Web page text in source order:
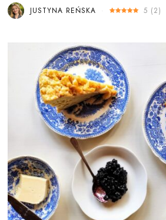
JUSTYNA REŃSKA 5 (2)